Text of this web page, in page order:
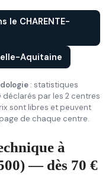
le CHARENTE-
Aquitaine
: statistiques
déclarés par les 2 centres
sont libres et peuvent
de chaque centre.
à
— dès 70 €